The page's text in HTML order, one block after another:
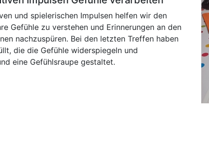
und spielerischen Impulsen helfen wir den
Gefühle zu verstehen und Erinnerungen an den
nachzuspüren. Bei den letzten Treffen haben
die die Gefühle widerspiegeln und
eine Gefühlsraupe gestaltet.